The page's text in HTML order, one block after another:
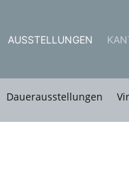
AUSSTELLUNGEN
Dauerausstellungen